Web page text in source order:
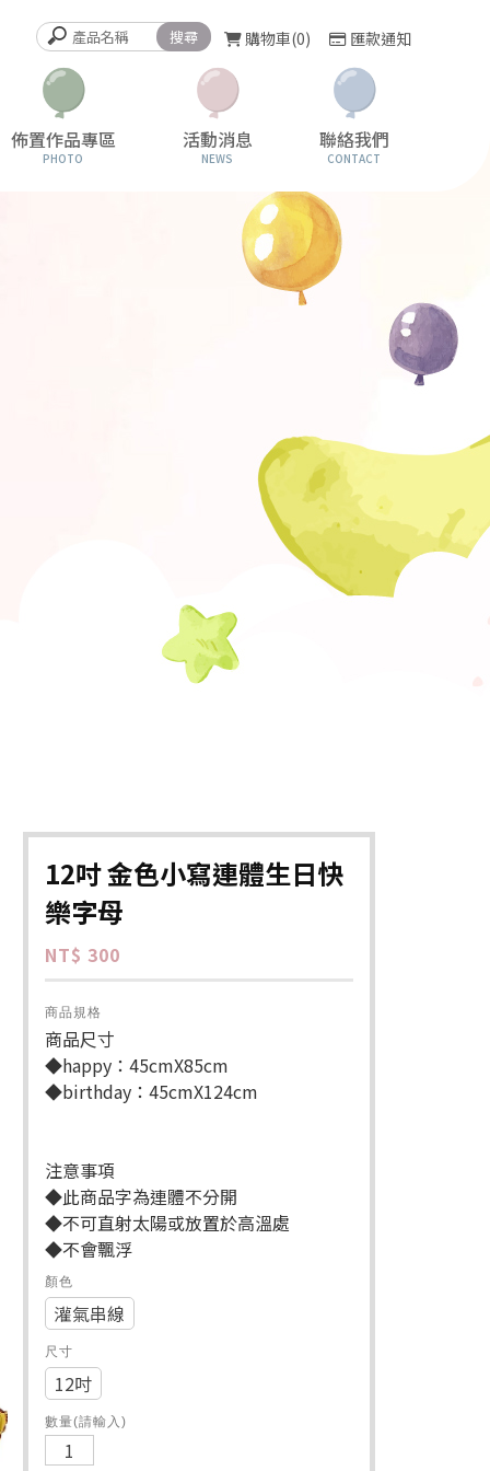
購物車 0 匯款通知
佈置作品專區
PHOTO
活動消息
NEWS
聯絡我們
CONTACT
12吋 金色小寫連體生日快
樂字母
NT$ 300
商品規格
商品尺寸
◆happy：45cmX85cm
◆birthday：45cmX124cm
注意事項
◆此商品字為連體不分開
◆不可直射太陽或放置於高溫處
◆不會飄浮
顏色
灌氣串線
尺寸
12吋
數量(請輸入)